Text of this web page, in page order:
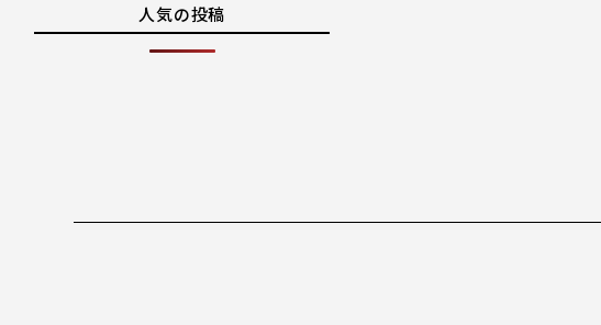
人気の投稿